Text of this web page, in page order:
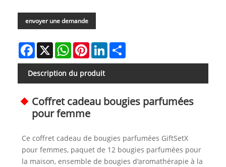
envoyer une demande
Facebook
X WhatsAppPinterestLinkedIn
Description du produit
Coffret cadeau bougies parfumées
pour femme
Ce coffret cadeau de bougies parfumées GiftSetX
pour femmes, paquet de 12 bougies parfumées pour
la maison, ensemble de bougies d'aromathérapie à la